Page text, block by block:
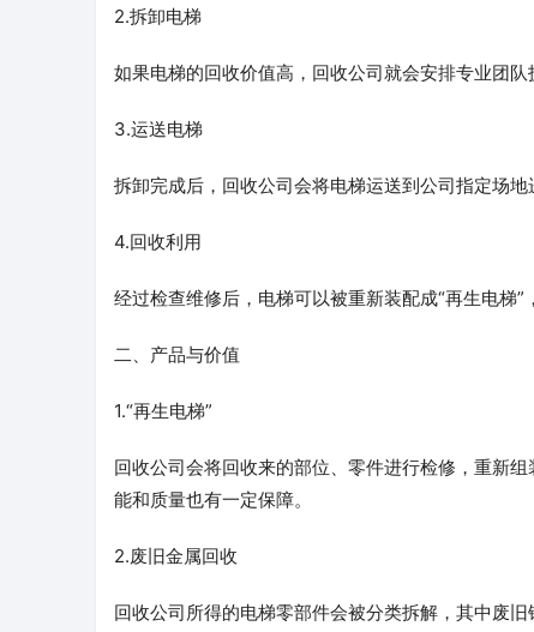
2.拆卸电梯
如果电梯的回收价值高，回收公司就会安排专业团
3.运送电梯
拆卸完成后，回收公司会将电梯运送到公司指定场
4.回收利用
经过检查维修后，电梯可以被重新装配成“再生电梯
二、产品与价值
1.“再生电梯”
回收公司会将回收来的部位、零件进行检修，重新
能和质量也有一定保障。
2.废旧金属回收
回收公司所得的电梯零部件会被分类拆解，其中废